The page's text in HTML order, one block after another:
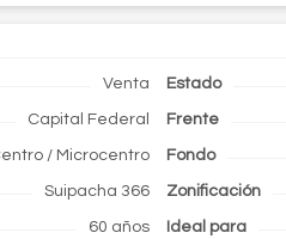
Venta
Capital Federal
/ Microcentro
Suipacha 366
60 años
Estado
Frente
Fondo
Zonificación
Ideal para